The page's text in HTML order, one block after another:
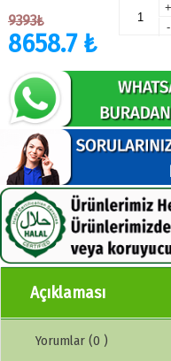
9393₺
8658.7 ₺
+
-
Açıklaması
Yorumlar (0 )